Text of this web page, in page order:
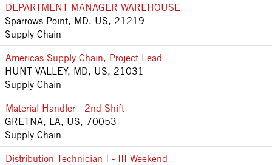
DEPARTMENT MANAGER WAREHOUSE
Sparrows Point, MD, US, 21219
Supply Chain
Americas Supply Chain, Project Lead
HUNT VALLEY, MD, US, 21031
Supply Chain
Material Handler - 2nd Shift
GRETNA, LA, US, 70053
Supply Chain
Distribution Technician I - III Weekend